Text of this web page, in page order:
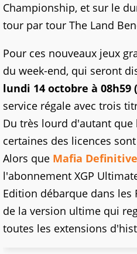
Championship, et sur le
tour par tour The Land
Pour ces nouveaux jeux
du week-end, qui seront
lundi 14 octobre à
service régale avec trois
Du très lourd d'autant
certaines des licences
Alors que Mafia
l'abonnement XGP
Edition débarque dans les
de la version ultime qui
toutes les extensions